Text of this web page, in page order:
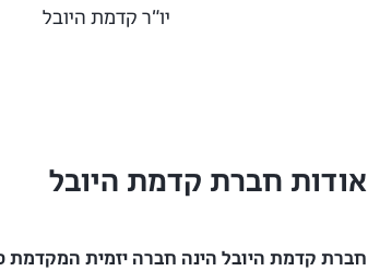
יו״ר קדמת היובל
אודות חברת קדמת היובל
חברת קדמת היובל הינה חברה יזמית המקדמת